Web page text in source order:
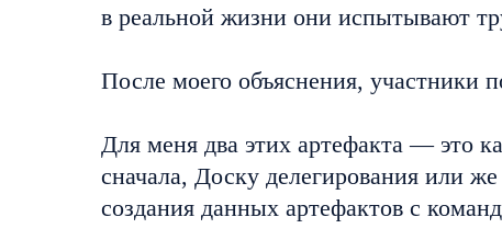
в реальной жизни они испытывают
После моего объяснения, участники
Для меня два этих артефакта — это
сначала, Доску делегирования или
создания данных артефактов с